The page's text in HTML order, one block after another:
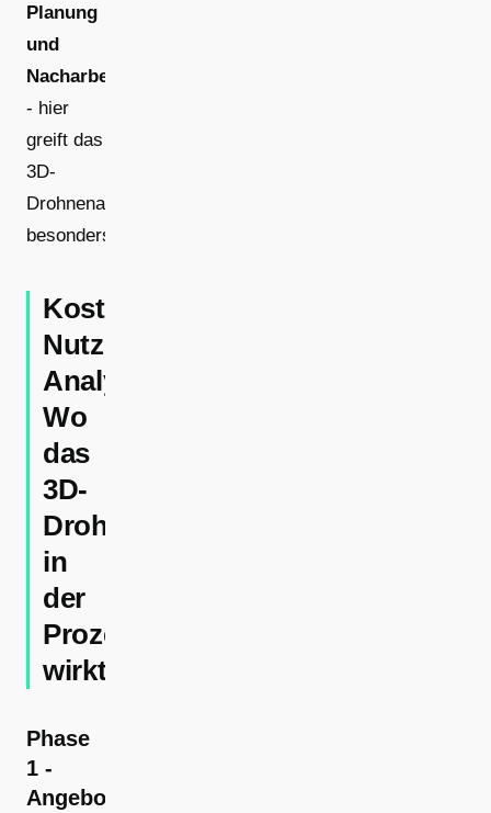
Planung
und
Nacharbeiten
- hier
greift das
3D-
Drohnenaufmaß
besonders.
Kosten-
Nutzen-
Analyse:
Wo
das
3D-
Drohnenaufmaß
in
der
Prozesskette
wirkt
Phase
1 -
Angebot